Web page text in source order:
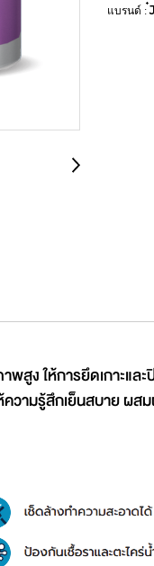
แบรนด์ :
สูง ให้การยึดเกาะ
ามรู้สึกเย็นสบาย ผ